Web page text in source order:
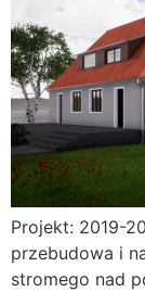
Projekt: 2019-
przebudowa i
stromego nad